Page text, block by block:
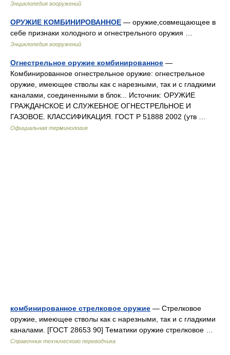
Энциклопедия вооружений
ОРУЖИЕ КОМБИНИРОВАННОЕ — оружие,совмещающее в
себе признаки холодного и огнестрельного оружия …
Энциклопедия вооружений
Огнестрельное оружие комбинированное —
Комбинированное огнестрельное оружие: огнестрельное
оружие, имеющее стволы как с нарезными, так и с гладкими
каналами, соединенными в блок... Источник: ОРУЖИЕ
ГРАЖДАНСКОЕ И СЛУЖЕБНОЕ ОГНЕСТРЕЛЬНОЕ И
ГАЗОВОЕ. КЛАССИФИКАЦИЯ. ГОСТ Р 51888 2002 (утв …
Официальная терминология
комбинированное стрелковое оружие — Стрелковое
оружие, имеющее стволы как с нарезными, так и с гладкими
каналами. [ГОСТ 28653 90] Тематики оружие стрелковое …
Справочник технического переводчика